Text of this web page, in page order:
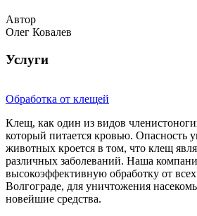
Автор
Олег Ковалев
Услуги
Обработка от клещей
Клещ, как один из видов
который питается кровью. Опасность
животных кроется в том, что клещ
различных заболеваний. Наша
высокоэффективную обработку от
Волгограде, для уничтожения
новейшие средства.